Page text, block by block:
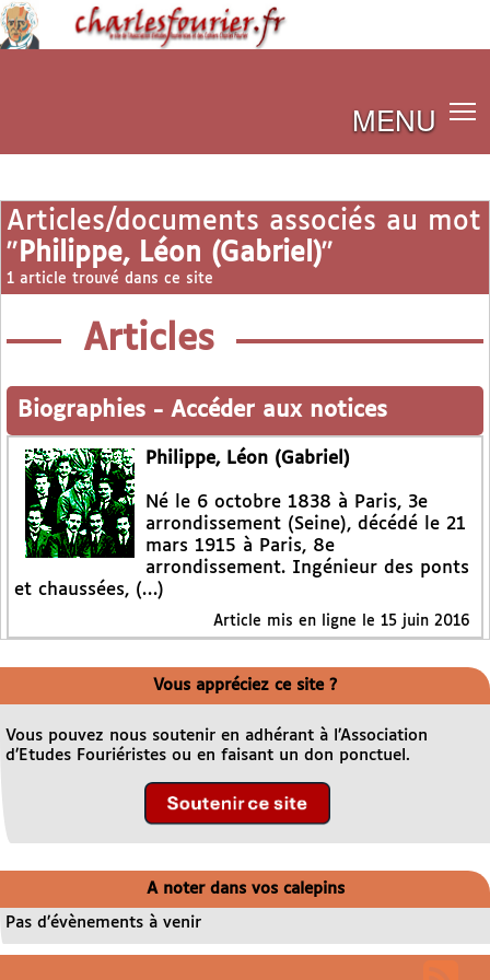
MENU
Articles/documents associés au mot
" Philippe, Léon (Gabriel)"
1 article trouvé dans ce site
Articles
Biographies - Accéder aux notices
Philippe, Léon (Gabriel)
Né le 6 octobre 1838 à Paris, 3e
arrondissement (Seine), décédé le 21
mars 1915 à Paris, 8e
arrondissement. Ingénieur des ponts
et chaussées, (…)
Article mis en ligne le 15 juin 2016
Vous appréciez ce site ?
Vous pouvez nous soutenir en adhérant à l’Association
d’Etudes Fouriéristes ou en faisant un don ponctuel.
A noter dans vos calepins
Pas d’évènements à venir